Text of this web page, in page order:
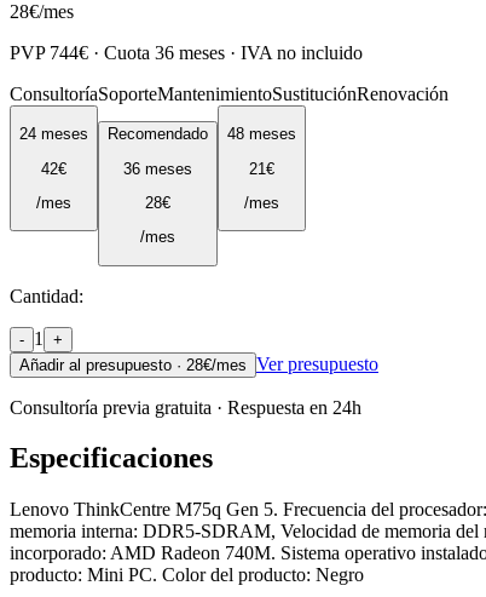
28€/mes
PVP 744€ · Cuota 36 meses · IVA no incluido
ConsultoríaSoporteMantenimientoSustituciónRenovación
24 meses
42€
/mes
Recomendado
36 meses
28€
/mes
48 meses
21€
/mes
Cantidad:
- 1
+
Añadir al presupuesto · 28€/mes Ver presupuesto
Consultoría previa gratuita · Respuesta en 24h
Especificaciones
Lenovo ThinkCentre M75q Gen 5. Frecuencia del
memoria interna: DDR5-SDRAM, Velocidad de memoria
incorporado: AMD Radeon 740M. Sistema operativo
producto: Mini PC. Color del producto: Negro